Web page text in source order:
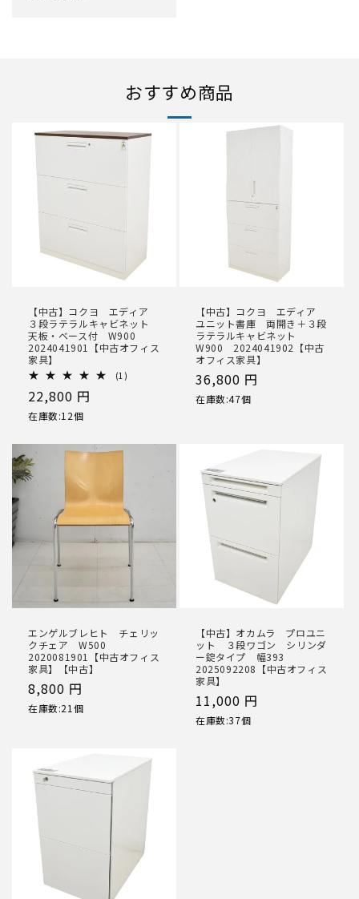
おすすめ商品
【中古】コクヨ エディア
３段ラテラルキャビネット
天板・ベース付 W900
2024041901【中古オフィス
家具】
(1)
の
通
常
格
22,800 円
在庫数:12個
【中古】コクヨ エディア
ユニット書庫 両開き＋３段
ラテラルキャビネット
W900 2024041902【中古
オフィス家具】
通
常
36,800 円
在庫数:47個
エンゲルブレヒト チェリッ
クチェア W500
2020081901【中古オフィス
家具】【中古】
通
常
8,800 円
在庫数:21個
【中古】オカムラ プロユニ
ット ３段ワゴン シリンダ
ー錠タイプ 幅393
2025092208【中古オフィス
家具】
通
常
11,000 円
在庫数:37個